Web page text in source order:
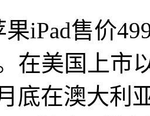
iPad售价
在美国上市
底在澳大利